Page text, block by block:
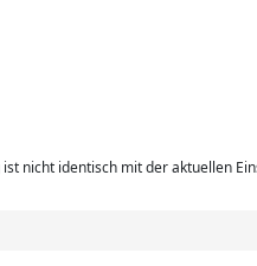
nicht identisch mit der aktuellen